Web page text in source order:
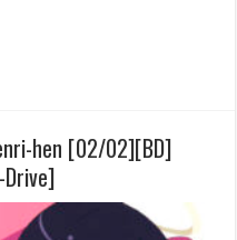
hen [02/02][BD]